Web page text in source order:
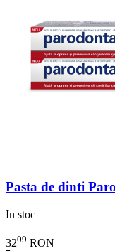
Pasta de dinti
In stoc
3209 RON